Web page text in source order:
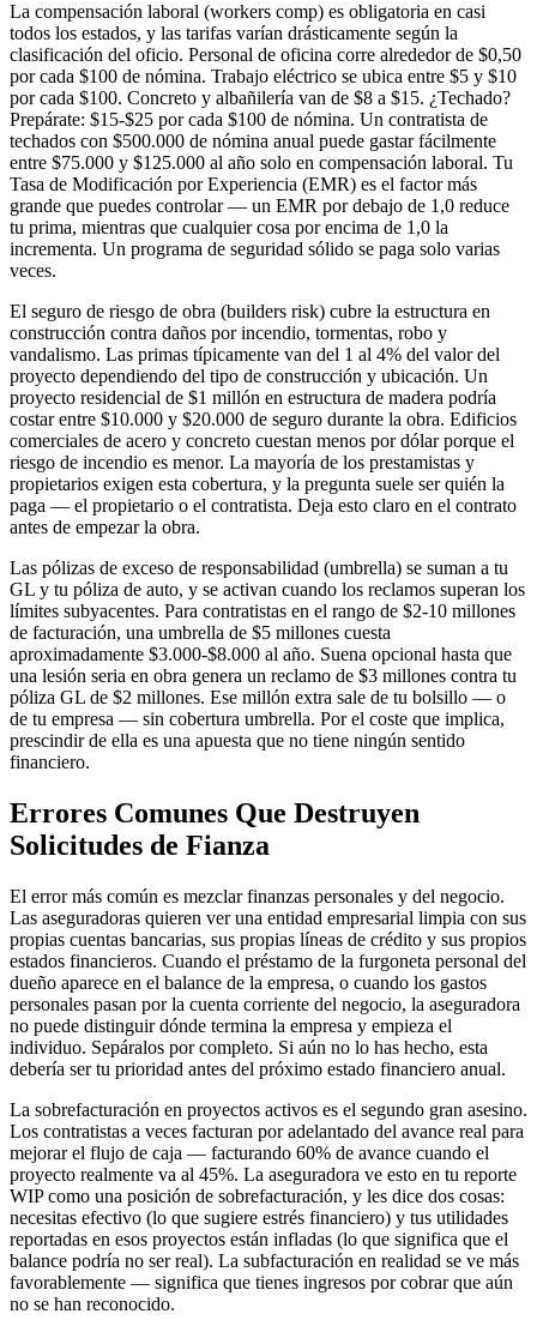
La compensación laboral (workers comp) es obligatoria en casi
todos los estados, y las tarifas varían drásticamente según la
clasificación del oficio. Personal de oficina corre alrededor de $0,50
por cada $100 de nómina. Trabajo eléctrico se ubica entre $5 y $10
por cada $100. Concreto y albañilería van de $8 a $15. ¿Techado?
Prepárate: $15-$25 por cada $100 de nómina. Un contratista de
techados con $500.000 de nómina anual puede gastar fácilmente
entre $75.000 y $125.000 al año solo en compensación laboral. Tu
Tasa de Modificación por Experiencia (EMR) es el factor más
grande que puedes controlar — un EMR por debajo de 1,0 reduce
tu prima, mientras que cualquier cosa por encima de 1,0 la
incrementa. Un programa de seguridad sólido se paga solo varias
veces.
El seguro de riesgo de obra (builders risk) cubre la estructura en
construcción contra daños por incendio, tormentas, robo y
vandalismo. Las primas típicamente van del 1 al 4% del valor del
proyecto dependiendo del tipo de construcción y ubicación. Un
proyecto residencial de $1 millón en estructura de madera podría
costar entre $10.000 y $20.000 de seguro durante la obra. Edificios
comerciales de acero y concreto cuestan menos por dólar porque el
riesgo de incendio es menor. La mayoría de los prestamistas y
propietarios exigen esta cobertura, y la pregunta suele ser quién la
paga — el propietario o el contratista. Deja esto claro en el contrato
antes de empezar la obra.
Las pólizas de exceso de responsabilidad (umbrella) se suman a tu
GL y tu póliza de auto, y se activan cuando los reclamos superan los
límites subyacentes. Para contratistas en el rango de $2-10 millones
de facturación, una umbrella de $5 millones cuesta
aproximadamente $3.000-$8.000 al año. Suena opcional hasta que
una lesión seria en obra genera un reclamo de $3 millones contra tu
póliza GL de $2 millones. Ese millón extra sale de tu bolsillo — o
de tu empresa — sin cobertura umbrella. Por el coste que implica,
prescindir de ella es una apuesta que no tiene ningún sentido
financiero.
Errores Comunes Que Destruyen
Solicitudes de Fianza
El error más común es mezclar finanzas personales y del negocio.
Las aseguradoras quieren ver una entidad empresarial limpia con sus
propias cuentas bancarias, sus propias líneas de crédito y sus propios
estados financieros. Cuando el préstamo de la furgoneta personal del
dueño aparece en el balance de la empresa, o cuando los gastos
personales pasan por la cuenta corriente del negocio, la aseguradora
no puede distinguir dónde termina la empresa y empieza el
individuo. Sepáralos por completo. Si aún no lo has hecho, esta
debería ser tu prioridad antes del próximo estado financiero anual.
La sobrefacturación en proyectos activos es el segundo gran asesino.
Los contratistas a veces facturan por adelantado del avance real para
mejorar el flujo de caja — facturando 60% de avance cuando el
proyecto realmente va al 45%. La aseguradora ve esto en tu reporte
WIP como una posición de sobrefacturación, y les dice dos cosas:
necesitas efectivo (lo que sugiere estrés financiero) y tus utilidades
reportadas en esos proyectos están infladas (lo que significa que el
balance podría no ser real). La subfacturación en realidad se ve más
favorablemente — significa que tienes ingresos por cobrar que aún
no se han reconocido.